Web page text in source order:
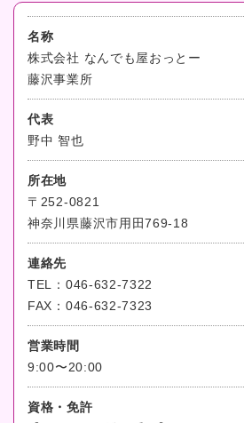
名称
株式会社 なんでも屋おっとー
藤沢事業所
代表
野中 智也
所在地
〒252-0821
神奈川県藤沢市用田769-18
連絡先
TEL：046-632-7322
FAX：046-632-7323
営業時間
9:00〜20:00
資格・免許